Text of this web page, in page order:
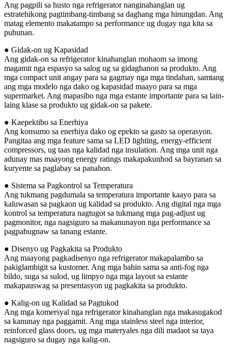
Ang pagpili sa husto nga refrigerator nanginahanglan ug
estratehikong pagtimbang-timbang sa daghang mga hinungdan. Ang
matag elemento makatampo sa performance ug dugay nga kita sa
puhunan.
● Gidak-on ug Kapasidad
Ang gidak-on sa refrigerator kinahanglan mohaom sa imong
magamit nga espasyo sa salog ug sa gidaghanon sa produkto. Ang
mga compact unit angay para sa gagmay nga mga tindahan, samtang
ang mga modelo nga dako og kapasidad maayo para sa mga
supermarket. Ang mapasibo nga mga estante importante para sa lain-
laing klase sa produkto ug gidak-on sa pakete.
● Kaepektibo sa Enerhiya
Ang konsumo sa enerhiya dako og epekto sa gasto sa operasyon.
Pangitaa ang mga feature sama sa LED lighting, energy-efficient
compressors, ug taas nga kalidad nga insulation. Ang mga unit nga
adunay mas maayong energy ratings makapakunhod sa bayranan sa
kuryente sa paglabay sa panahon.
● Sistema sa Pagkontrol sa Temperatura
Ang tukmang pagdumala sa temperatura importante kaayo para sa
kaluwasan sa pagkaon ug kalidad sa produkto. Ang digital nga mga
kontrol sa temperatura nagtugot sa tukmang mga pag-adjust ug
pagmonitor, nga nagsiguro sa makanunayon nga performance sa
pagpabugnaw sa tanang estante.
● Disenyo ug Pagkakita sa Produkto
Ang maayong pagkadisenyo nga refrigerator makapalambo sa
pakiglambigit sa kustomer. Ang mga bahin sama sa anti-fog nga
bildo, suga sa sulod, ug limpyo nga mga layout sa estante
makapauswag sa presentasyon ug pagkakita sa produkto.
● Kalig-on ug Kalidad sa Pagtukod
Ang mga komersyal nga refrigerator kinahanglan nga makasugakod
sa kanunay nga paggamit. Ang mga stainless steel nga interior,
reinforced glass doors, ug mga materyales nga dili madaot sa taya
nagsiguro sa dugay nga kalig-on.